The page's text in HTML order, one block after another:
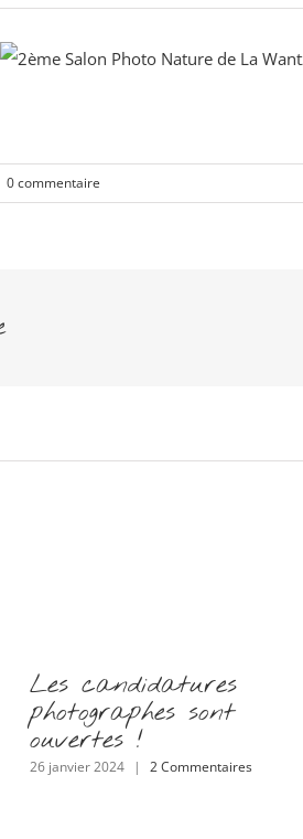
0 commentaire
Les candidatures
photographes sont
ouvertes !
26 janvier 2024 | 2 Commentaires